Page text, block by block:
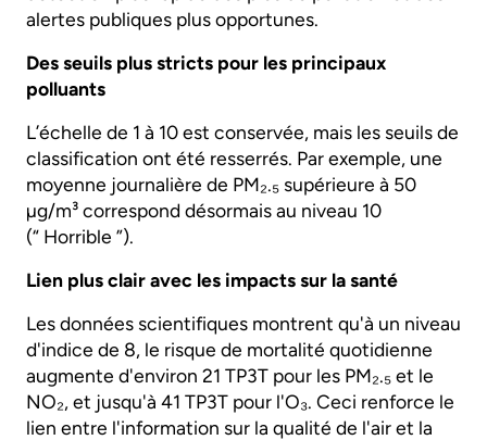
alertes publiques plus opportunes.
Des seuils plus stricts pour les principaux
polluants
L’échelle de 1 à 10 est conservée, mais les seuils de
classification ont été resserrés. Par exemple, une
moyenne journalière de PM₂.₅ supérieure à 50
µg/m³ correspond désormais au niveau 10
(“ Horrible ”).
Lien plus clair avec les impacts sur la santé
Les données scientifiques montrent qu'à un niveau
d'indice de 8, le risque de mortalité quotidienne
augmente d'environ 21 TP3T pour les PM₂.₅ et le
NO₂, et jusqu'à 41 TP3T pour l'O₃. Ceci renforce le
lien entre l'information sur la qualité de l'air et la